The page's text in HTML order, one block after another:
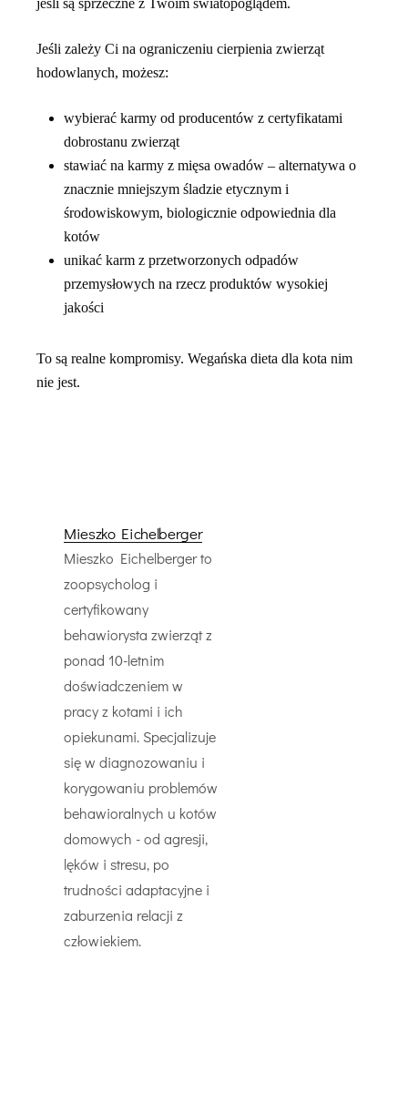
Jeśli zależy Ci na ograniczeniu cierpienia zwierząt
hodowlanych, możesz:
wybierać karmy od producentów z certyfikatami
dobrostanu zwierząt
stawiać na karmy z mięsa owadów – alternatywa o
znacznie mniejszym śladzie etycznym i
środowiskowym, biologicznie odpowiednia dla
kotów
unikać karm z przetworzonych odpadów
przemysłowych na rzecz produktów wysokiej
jakości
To są realne kompromisy. Wegańska dieta dla kota nim
nie jest.
Mieszko Eichelberger
Mieszko Eichelberger to
zoopsycholog i
certyfikowany
behawiorysta zwierząt z
ponad 10-letnim
doświadczeniem w
pracy z kotami i ich
opiekunami. Specjalizuje
się w diagnozowaniu i
korygowaniu problemów
behawioralnych u kotów
domowych - od agresji,
lęków i stresu, po
trudności adaptacyjne i
zaburzenia relacji z
człowiekiem.